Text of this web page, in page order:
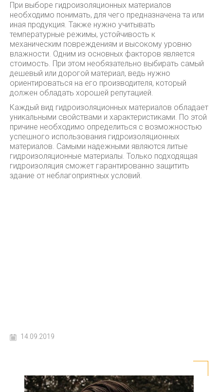
При выборе гидроизоляционных материалов
необходимо понимать, для чего предназначена та или
иная продукция. Также нужно учитывать
температурные режимы, устойчивость к
механическим повреждениям и высокому уровню
влажности. Одним из основных факторов является
стоимость. При этом необязательно выбирать самый
дешевый или дорогой материал, ведь нужно
ориентироваться на его производителя, который
должен обладать хорошей репутацией.
Каждый вид гидроизоляционных материалов обладает
уникальными свойствами и характеристиками. По этой
причине необходимо определиться с возможностью
успешного использования гидроизоляционных
материалов. Самыми надежными являются литые
гидроизоляционные материалы. Только подходящая
гидроизоляция сможет гарантированно защитить
здание от неблагоприятных условий.
14.09.2019